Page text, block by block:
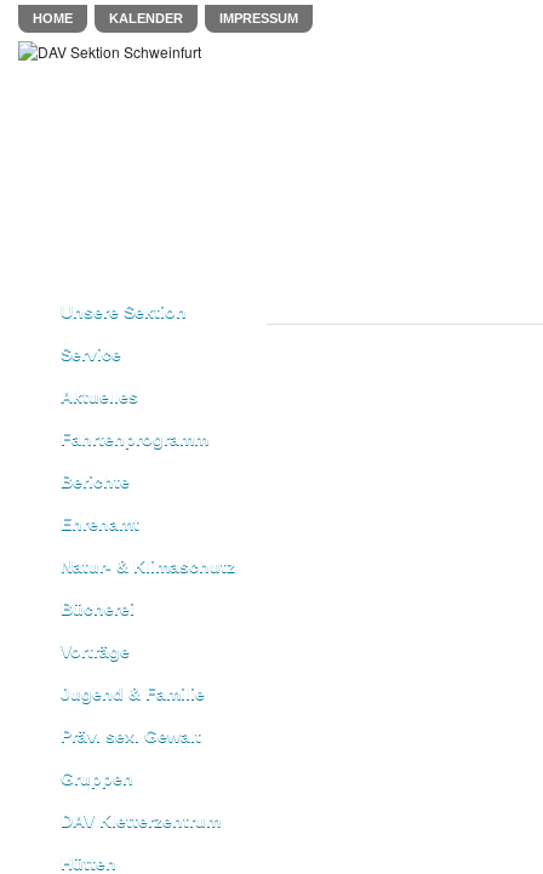
HOME KALENDER IMPRESSUM
Unsere Sektion
Service
Aktuelles
Fahrtenprogramm
Berichte
Ehrenamt
Natur- & Klimaschutz
Bücherei
Vorträge
Jugend & Familie
Präv. sex. Gewalt
Gruppen
DAV Kletterzentrum
Hütten